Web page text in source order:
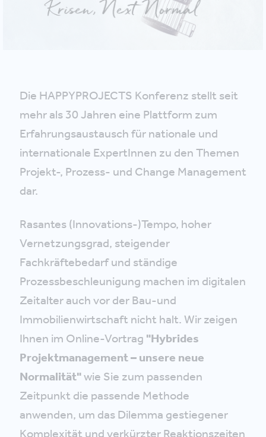
Die HAPPYPROJECTS Konferenz stellt seit
mehr als 30 Jahren eine Plattform zum
Erfahrungsaustausch für nationale und
internationale ExpertInnen zu den Themen
Projekt-, Prozess- und Change Management
dar.
Rasantes (Innovations-)Tempo, hoher
Vernetzungsgrad, steigender
Fachkräftebedarf und ständige
Prozessbeschleunigung machen im digitalen
Zeitalter auch vor der Bau-und
Immobilienwirtschaft nicht halt. Wir zeigen
Ihnen im Online-Vortrag "Hybrides
Projektmanagement – unsere neue
Normalität"wie Sie zum passenden
Zeitpunkt die passende Methode
anwenden, um das Dilemma gestiegener
Komplexität und verkürzter Reaktionszeiten